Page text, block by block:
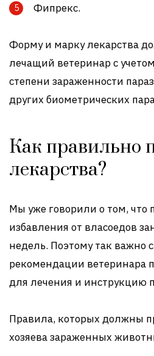
Фипрекс.
Форму и марку лекарства
лечащий ветеринар с
степени зараженности
других биометрических
Как правильно
лекарства?
Мы уже говорили о том, что
избавления от власоедов
недель. Поэтому так важно
рекомендации ветеринара
для лечения и инструкцию
Правила, которых должны
хозяева зараженных